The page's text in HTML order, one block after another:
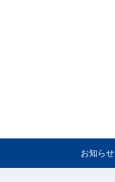
お知らせ